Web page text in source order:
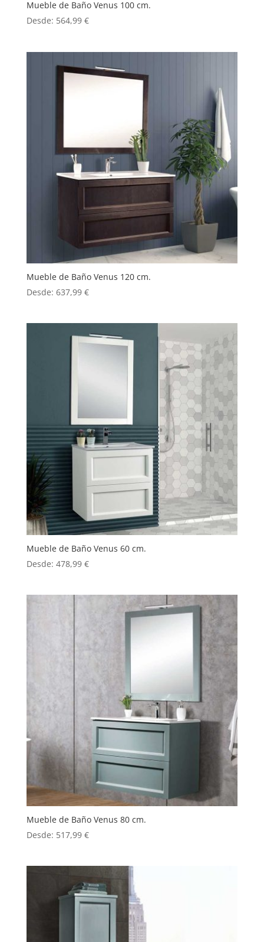
Mueble de Baño Venus 100 cm.
Desde: 564,99 €
Mueble de Baño Venus 120 cm.
Desde: 637,99 €
Mueble de Baño Venus 60 cm.
Desde: 478,99 €
Mueble de Baño Venus 80 cm.
Desde: 517,99 €